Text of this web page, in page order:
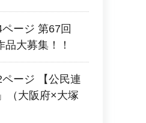
ージ 第67回
大募集！！
ージ 【公民連
（大阪府×大塚